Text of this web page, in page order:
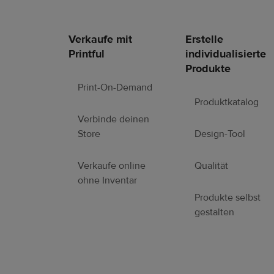
Fußzeilen-
Links
Verkaufe mit
Printful
Print-On-Demand
Verbinde deinen
Store
Verkaufe online
ohne Inventar
Erstelle
individualisierte
Produkte
Produktkatalog
Design-Tool
Qualität
Produkte selbst
gestalten